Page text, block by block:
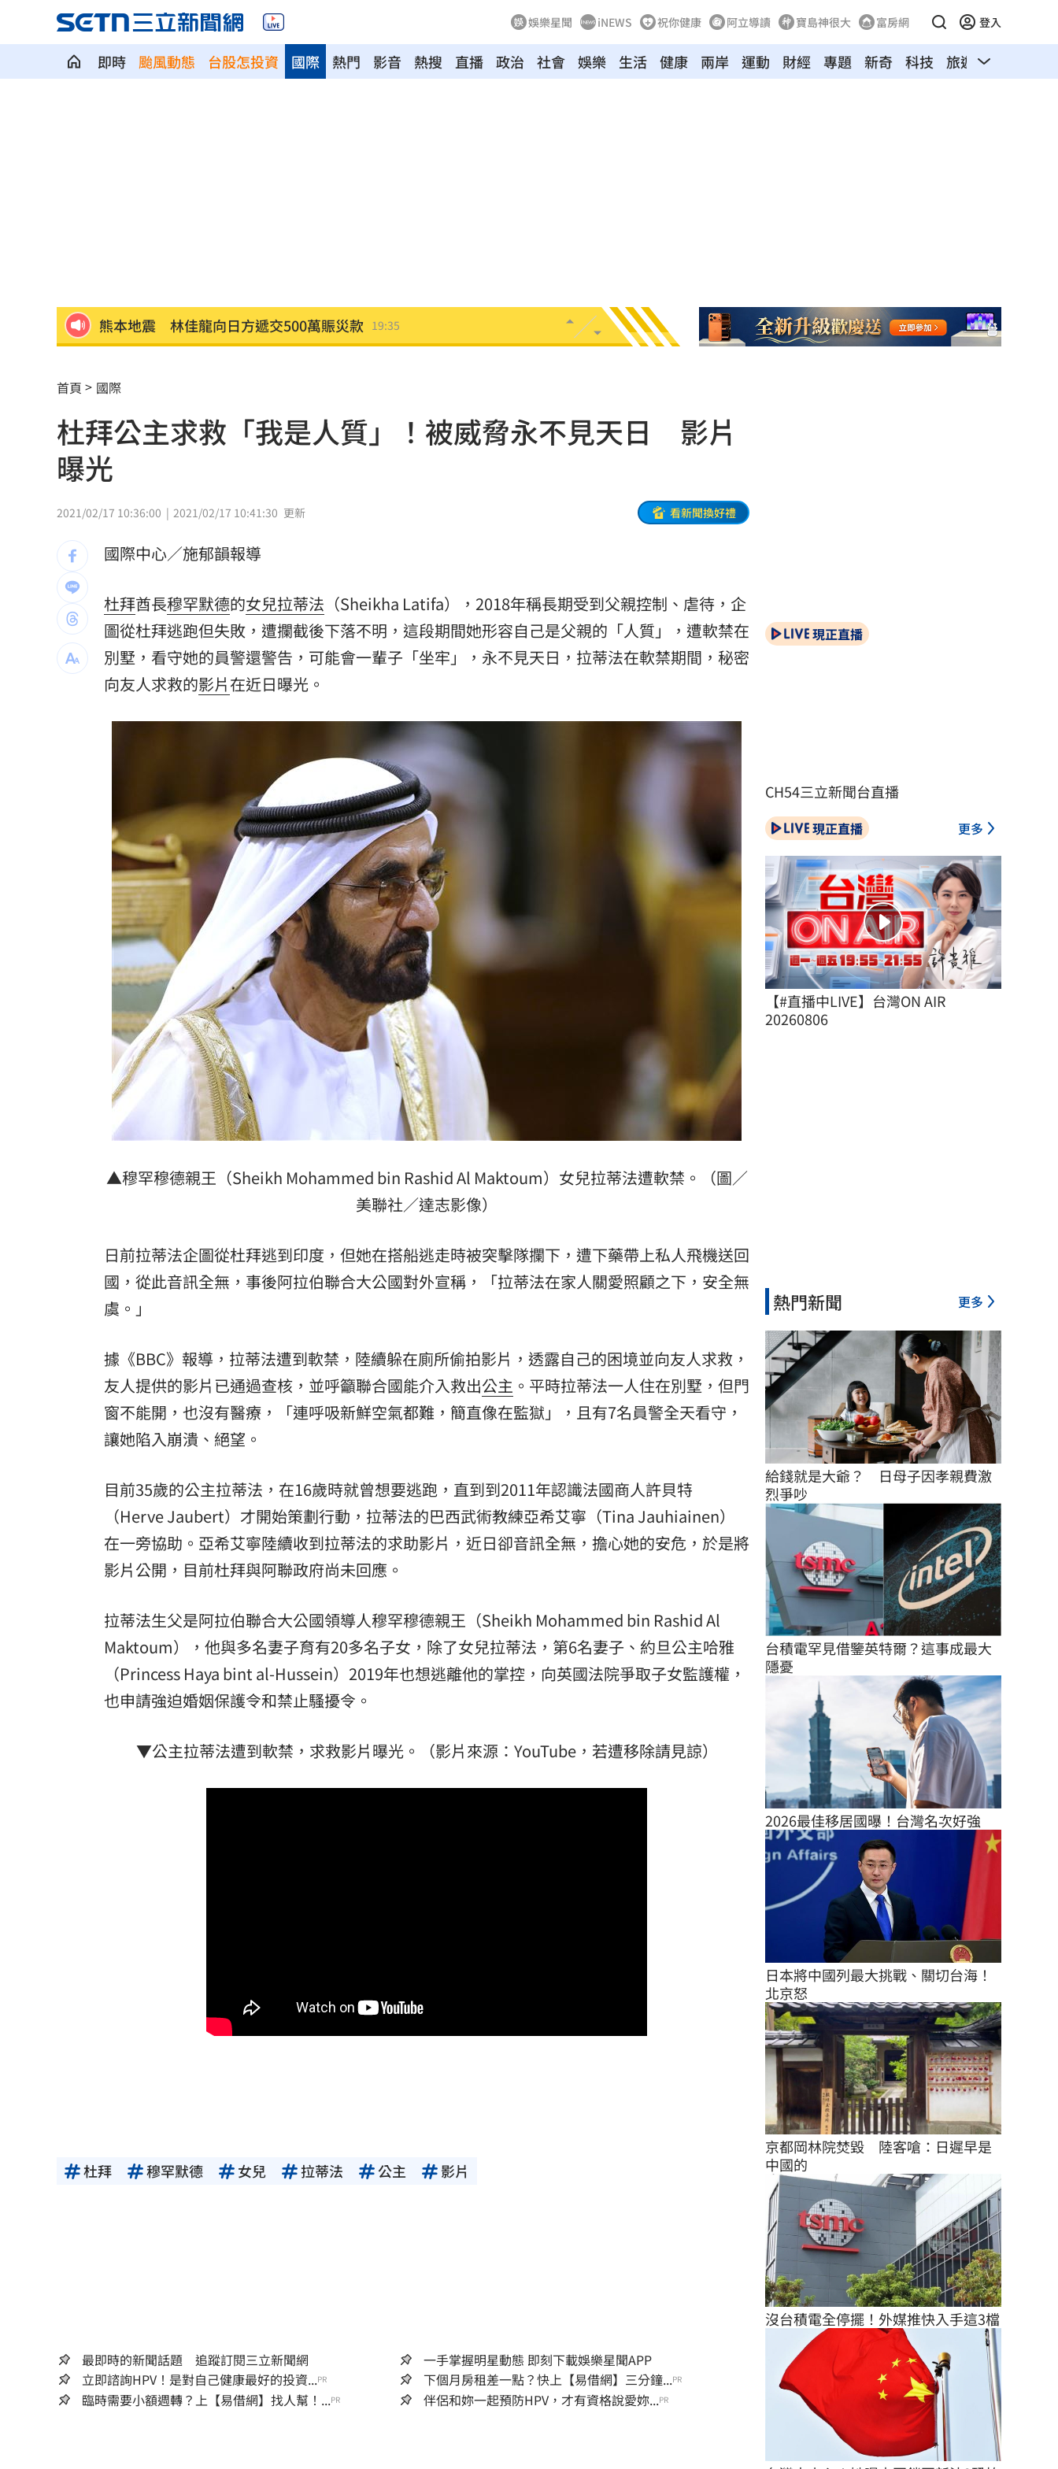
娛樂星聞 iNEWS 祝你健康 阿立導讀 寶島神很大 富房網 登入
即時 颱風動態 台股怎投資 熱門 影音 熱搜 直播 政治 社會 娛樂 生活 健康
國際 兩岸 運動 財經 專題 新奇 科技 旅遊 汽車
獨／河北彩花現身味全主場 傳想來台發展 20:03
熊本地震 林佳龍向日方遞交500萬賑災款 19:35
白海豚衝擊台日飛航 星宇宣布10班機異動
7月CPI年增2.54% 連3月突破通膨警戒線
金鐘星光主持陣容曝 夏和熙木木續扛紅毯
白海豚颱風逼近日本！逾470航班停飛
好友離世成創作契機 樂團主唱吐黑色幽默
華邦電Q2獲利創高！上半年EPS達7.65元 19:10
割頸案受害家屬揭這真相！指加害者無誠意 19:08
林安可二軍連轟有原因 好友陳傑憲揭內幕
韓國羽球大師賽發威 蘇力揚挺進男單8強 19:01
大世科上半年獲利創新高！EPS 1.58元 18:58
20:31
LIVE三立+24小時直播 15:27
三立iNEWS新聞台線上直播 18:00
理想混蛋號召粉絲跨海追星吃美食！ 18:15
首頁 國際
杜拜公主求救「我是人質」！被威脅永不見天日 影片
曝光
2021/02/17 10:36:00 2021/02/17 10:41:30 更新 看新聞換好禮
國際中心／施郁韻報導
杜拜酋長穆罕默德的女兒拉蒂法 （Sheikha Latifa），2018年稱長期受到父親控制、虐待，企
圖從杜拜逃跑但失敗，遭攔截後下落不明，這段期間她形容自己是父親的「人質」，遭軟禁在
別墅，看守她的員警還警告，可能會一輩子「坐牢」，永不見天日，拉蒂法在軟禁期間，秘密
向友人求救的影片在近日曝光。
▲穆罕穆德親王（Sheikh Mohammed bin Rashid Al Maktoum）女兒拉蒂法遭軟禁。（圖／
美聯社／達志影像）
日前拉蒂法企圖從杜拜逃到印度，但她在搭船逃走時被突擊隊攔下，遭下藥帶上私人飛機送回
國，從此音訊全無，事後阿拉伯聯合大公國對外宣稱，「拉蒂法在家人關愛照顧之下，安全無
虞。」
據《BBC》報導，拉蒂法遭到軟禁，陸續躲在廁所偷拍影片，透露自己的困境並向友人求救，
友人提供的影片已通過查核，並呼籲聯合國能介入救出公主 。平時拉蒂法一人住在別墅，但門
窗不能開，也沒有醫療，「連呼吸新鮮空氣都難，簡直像在監獄」，且有7名員警全天看守，
讓她陷入崩潰、絕望。
目前35歲的公主拉蒂法，在16歲時就曾想要逃跑，直到到2011年認識法國商人許貝特
（Herve Jaubert）才開始策劃行動，拉蒂法的巴西武術教練亞希艾寧（Tina Jauhiainen）
在一旁協助。亞希艾寧陸續收到拉蒂法的求助影片，近日卻音訊全無，擔心她的安危，於是將
影片公開，目前杜拜與阿聯政府尚未回應。
拉蒂法生父是阿拉伯聯合大公國領導人穆罕穆德親王（Sheikh Mohammed bin Rashid Al
Maktoum），他與多名妻子育有20多名子女，除了女兒拉蒂法，第6名妻子、約旦公主哈雅
（Princess Haya bint al-Hussein）2019年也想逃離他的掌控，向英國法院爭取子女監護權，
也申請強迫婚姻保護令和禁止騷擾令。
▼公主拉蒂法遭到軟禁，求救影片曝光。（影片來源：YouTube，若遭移除請見諒）
杜拜 穆罕默德 女兒 拉蒂法 公主 影片
最即時的新聞話題 追蹤訂閱三立新聞網
一手掌握明星動態 即刻下載娛樂星聞APP
立即諮詢HPV！是對自己健康最好的投資...PR 下個月房租差一點？快上【易借網】三分鐘...PR
臨時需要小額週轉？上【易借網】找人幫！...PR 伴侶和妳一起預防HPV，才有資格說愛妳...PR
現正直播
CH54三立新聞台直播
現正直播 更多
【#直播中LIVE】台灣ON AIR
20260806
熱門新聞 更多
給錢就是大爺？　日母子因孝親費激
烈爭吵
台積電罕見借鑒英特爾？這事成最大
隱憂
2026最佳移居國曝！台灣名次好強
日本將中國列最大挑戰、關切台海！
北京怒
京都岡林院焚毀　陸客嗆：日遲早是
中國的
沒台積電全停擺！外媒推快入手這3檔